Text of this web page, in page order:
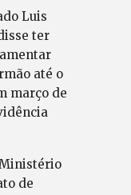
Luis
ter
até o
março de
de